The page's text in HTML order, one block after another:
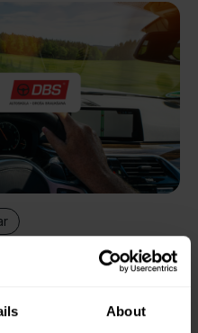
About
för att minska
har en direkt